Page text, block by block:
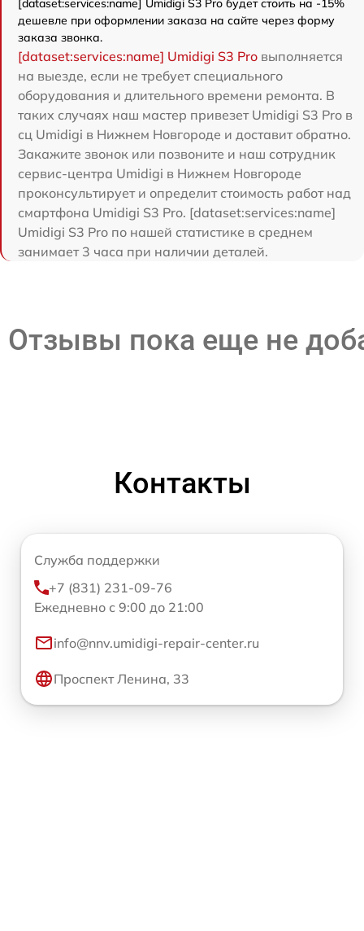
[dataset:services:name] Umidigi S3 Pro будет стоить на -15%
дешевле при оформлении заказа на сайте через форму
заказа звонка.
[dataset:services:name] Umidigi S3 Pro выполняется
на выезде, если не требует специального
оборудования и длительного времени ремонта. В
таких случаях наш мастер привезет Umidigi S3 Pro в
сц Umidigi в Нижнем Новгороде и доставит обратно.
Закажите звонок или позвоните и наш сотрудник
сервис-центра Umidigi в Нижнем Новгороде
проконсультирует и определит стоимость работ над
смартфона Umidigi S3 Pro. [dataset:services:name]
Umidigi S3 Pro по нашей статистике в среднем
занимает 3 часа при наличии деталей.
Отзывы пока еще не
Контакты
Служба поддержки
+7 (831) 231-09-76
Ежедневно с 9:00 до 21:00
info@nnv.umidigi-repair-center.ru
Проспект Ленина, 33